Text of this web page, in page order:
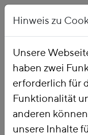
Startseite
Hinweis zu
Unsere
haben zwei
erforderlich für
Funktionalität
anderen
unsere Inhalte